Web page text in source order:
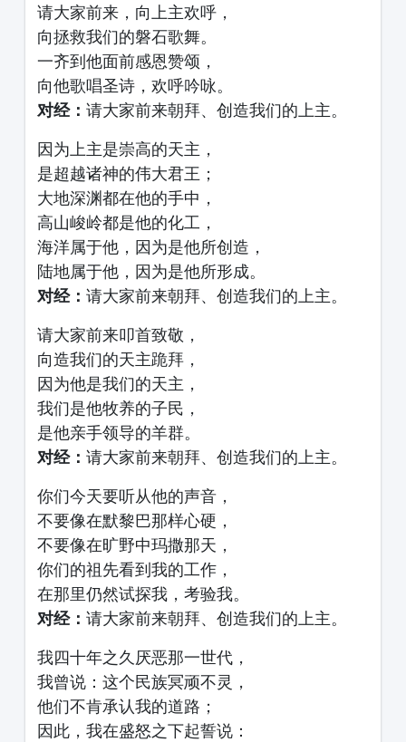
请大家前来，向上主欢呼，
向拯救我们的磐石歌舞。
一齐到他面前感恩赞颂，
向他歌唱圣诗，欢呼吟咏。
对经： 请大家前来朝拜、创造我们的上主。
因为上主是崇高的天主，
是超越诸神的伟大君王；
大地深渊都在他的手中，
高山峻岭都是他的化工，
海洋属于他，因为是他所创造，
陆地属于他，因为是他所形成。
对经： 请大家前来朝拜、创造我们的上主。
请大家前来叩首致敬，
向造我们的天主跪拜，
因为他是我们的天主，
我们是他牧养的子民，
是他亲手领导的羊群。
对经： 请大家前来朝拜、创造我们的上主。
你们今天要听从他的声音，
不要像在默黎巴那样心硬，
不要像在旷野中玛撒那天，
你们的祖先看到我的工作，
在那里仍然试探我，考验我。
对经： 请大家前来朝拜、创造我们的上主。
我四十年之久厌恶那一世代，
我曾说：这个民族冥顽不灵，
他们不肯承认我的道路；
因此，我在盛怒之下起誓说：